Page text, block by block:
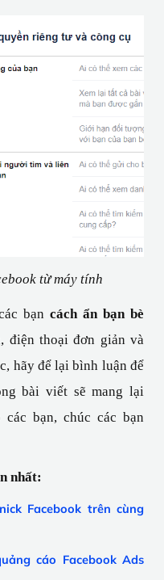
từ máy tính
bạn cách ẩn bạn bè
điện thoại đơn giản và
hãy để lại bình luận để
bài viết sẽ mang lại
bạn, chúc các bạn
nhất:
Facebook trên cùng
cáo Facebook Ads